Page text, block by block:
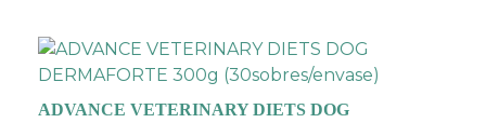
para test alimentarios.
Insuficiencia
pancreática exocrina.
ADVANCE VETERINARY DIETS DOG